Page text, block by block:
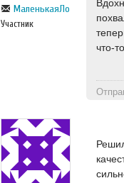
МаленькаяЛо
Участник
что-